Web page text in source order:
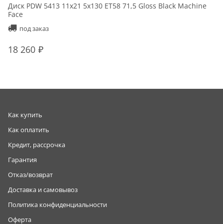
Диск PDW 5413 11x21 5x130 ET58 71,5 Gloss Black Machine
Face
под заказ
18 260
Как купить
Как оплатить
Кредит, рассрочка
Гарантия
Отказ/возврат
Доставка и самовывоз
Политика конфиденциальности
Оферта